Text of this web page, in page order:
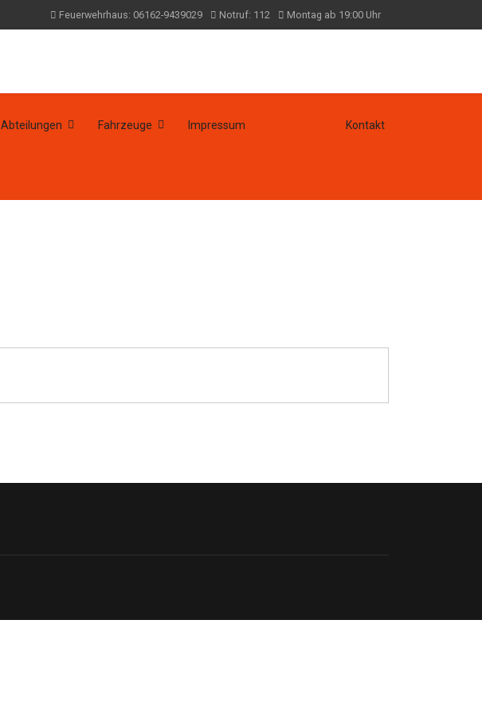
Feuerwehrhaus: 06162-9439029 Notruf: 112 Montag ab 19:00 Uhr
Abteilungen Fahrzeuge Impressum Kontakt